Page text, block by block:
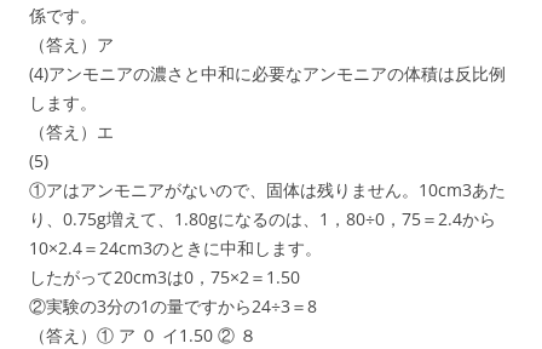
係です。
（答え）ア
(4)アンモニアの濃さと中和に必要なアンモニアの体積は反比例
します。
（答え）エ
(5)
①アはアンモニアがないので、固体は残りません。10cm3あた
り、0.75g増えて、1.80gになるのは、1，80÷0，75＝2.4から
10×2.4＝24cm3のときに中和します。
したがって20cm3は0，75×2＝1.50
②実験の3分の1の量ですから24÷3＝8
（答え）① ア ０ イ1.50 ② ８